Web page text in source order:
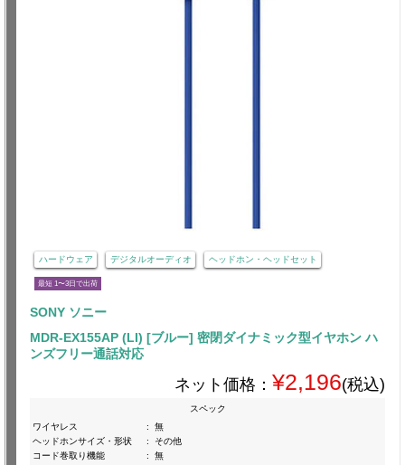
ハードウェア デジタルオーディオ ヘッドホン・ヘッドセット
最短 1〜3日で出荷
SONY ソニー
MDR-EX155AP (LI) [ブルー] 密閉ダイナミック型イヤホン ハ
ンズフリー通話対応
ネット価格： ¥2,196(税込)
スペック
ワイヤレス
:
無
ヘッドホンサイズ・形状
:
その他
コード巻取り機能
:
無